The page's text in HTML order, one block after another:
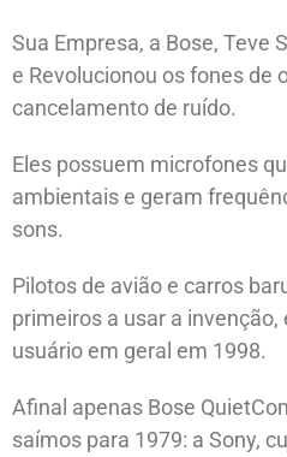
Sua Empresa, a Bose, Teve
e Revolucionou os fones de
cancelamento de ruído.
Eles possuem microfones
ambientais e geram
sons.
Pilotos de avião e carros
primeiros a usar a
usuário em geral em 1998.
Afinal apenas Bose
saímos para 1979: a Sony,